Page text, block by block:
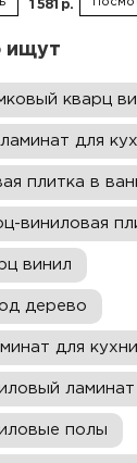
1 581 р.
ищут
кварц
для
плитка в
виниловая
винил
дерево
для кухни
ламинат
полы